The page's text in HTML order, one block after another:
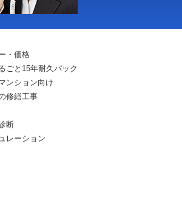
・価格
ごと15年耐久パック
ンション向け
修繕工事
断
レーション